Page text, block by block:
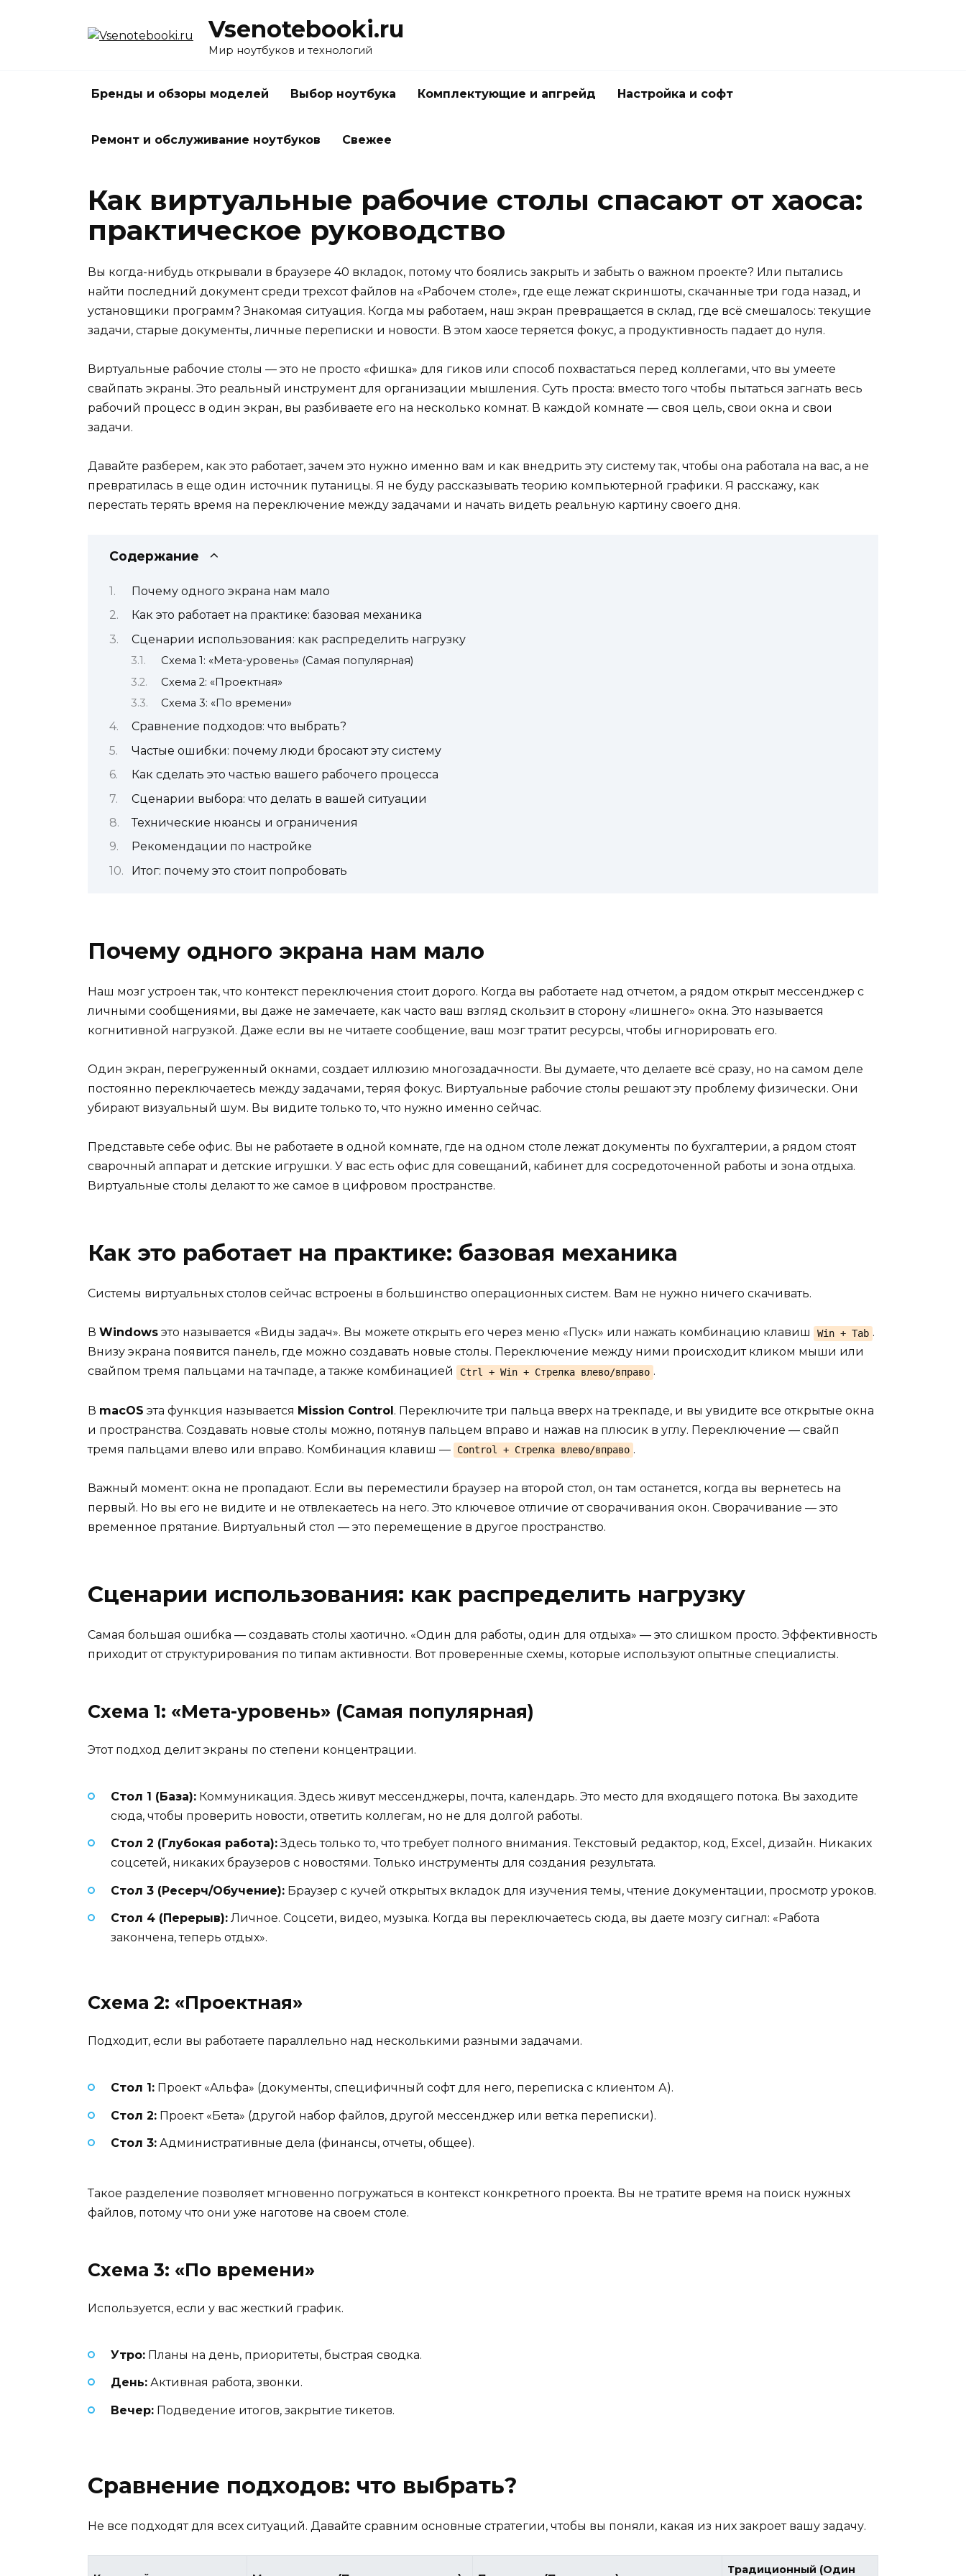
Vsenotebooki.ru
Мир ноутбуков и технологий
Бренды и обзоры моделей Выбор ноутбука Комплектующие и апгрейд Настройка и софт
Ремонт и обслуживание ноутбуков Свежее
Как виртуальные рабочие столы спасают от хаоса:
практическое руководство
Вы когда-нибудь открывали в браузере 40 вкладок, потому что боялись закрыть и забыть о важном проекте? Или пытались
найти последний документ среди трехсот файлов на «Рабочем столе», где еще лежат скриншоты, скачанные три года назад, и
установщики программ? Знакомая ситуация. Когда мы работаем, наш экран превращается в склад, где всё смешалось: текущие
задачи, старые документы, личные переписки и новости. В этом хаосе теряется фокус, а продуктивность падает до нуля.
Виртуальные рабочие столы — это не просто «фишка» для гиков или способ похвастаться перед коллегами, что вы умеете
свайпать экраны. Это реальный инструмент для организации мышления. Суть проста: вместо того чтобы пытаться загнать весь
рабочий процесс в один экран, вы разбиваете его на несколько комнат. В каждой комнате — своя цель, свои окна и свои
задачи.
Давайте разберем, как это работает, зачем это нужно именно вам и как внедрить эту систему так, чтобы она работала на вас, а не
превратилась в еще один источник путаницы. Я не буду рассказывать теорию компьютерной графики. Я расскажу, как
перестать терять время на переключение между задачами и начать видеть реальную картину своего дня.
Содержание
Почему одного экрана нам мало
Как это работает на практике: базовая механика
Сценарии использования: как распределить нагрузку
Схема 1: «Мета-уровень» (Самая популярная)
Схема 2: «Проектная»
Схема 3: «По времени»
Сравнение подходов: что выбрать?
Частые ошибки: почему люди бросают эту систему
Как сделать это частью вашего рабочего процесса
Сценарии выбора: что делать в вашей ситуации
Технические нюансы и ограничения
Рекомендации по настройке
Итог: почему это стоит попробовать
Почему одного экрана нам мало
Наш мозг устроен так, что контекст переключения стоит дорого. Когда вы работаете над отчетом, а рядом открыт мессенджер с
личными сообщениями, вы даже не замечаете, как часто ваш взгляд скользит в сторону «лишнего» окна. Это называется
когнитивной нагрузкой. Даже если вы не читаете сообщение, ваш мозг тратит ресурсы, чтобы игнорировать его.
Один экран, перегруженный окнами, создает иллюзию многозадачности. Вы думаете, что делаете всё сразу, но на самом деле
постоянно переключаетесь между задачами, теряя фокус. Виртуальные рабочие столы решают эту проблему физически. Они
убирают визуальный шум. Вы видите только то, что нужно именно сейчас.
Представьте себе офис. Вы не работаете в одной комнате, где на одном столе лежат документы по бухгалтерии, а рядом стоят
сварочный аппарат и детские игрушки. У вас есть офис для совещаний, кабинет для сосредоточенной работы и зона отдыха.
Виртуальные столы делают то же самое в цифровом пространстве.
Как это работает на практике: базовая механика
Системы виртуальных столов сейчас встроены в большинство операционных систем. Вам не нужно ничего скачивать.
В Windows это называется «Виды задач». Вы можете открыть его через меню «Пуск» или нажать комбинацию клавиш Win + Tab .
Внизу экрана появится панель, где можно создавать новые столы. Переключение между ними происходит кликом мыши или
свайпом тремя пальцами на тачпаде, а также комбинацией
Ctrl + Win + Стрелка влево/вправо .
В macOS эта функция называется Mission Control. Переключите три пальца вверх на трекпаде, и вы увидите все открытые окна
и пространства. Создавать новые столы можно, потянув пальцем вправо и нажав на плюсик в углу. Переключение — свайп
тремя пальцами влево или вправо. Комбинация клавиш —
Control + Стрелка влево/вправо .
Важный момент: окна не пропадают. Если вы переместили браузер на второй стол, он там останется, когда вы вернетесь на
первый. Но вы его не видите и не отвлекаетесь на него. Это ключевое отличие от сворачивания окон. Сворачивание — это
временное прятание. Виртуальный стол — это перемещение в другое пространство.
Сценарии использования: как распределить нагрузку
Самая большая ошибка — создавать столы хаотично. «Один для работы, один для отдыха» — это слишком просто. Эффективность
приходит от структурирования по типам активности. Вот проверенные схемы, которые используют опытные специалисты.
Схема 1: «Мета-уровень» (Самая популярная)
Этот подход делит экраны по степени концентрации.
Стол 1 (База): Коммуникация. Здесь живут мессенджеры, почта, календарь. Это место для входящего потока. Вы заходите
сюда, чтобы проверить новости, ответить коллегам, но не для долгой работы.
Стол 2 (Глубокая работа):Здесь только то, что требует полного внимания. Текстовый редактор, код, Excel, дизайн. Никаких
соцсетей, никаких браузеров с новостями. Только инструменты для создания результата.
Стол 3 (Ресерч/Обучение): Браузер с кучей открытых вкладок для изучения темы, чтение документации, просмотр уроков.
Стол 4 (Перерыв): Личное. Соцсети, видео, музыка. Когда вы переключаетесь сюда, вы даете мозгу сигнал: «Работа
закончена, теперь отдых».
Схема 2: «Проектная»
Подходит, если вы работаете параллельно над несколькими разными задачами.
Стол 1: Проект «Альфа» (документы, специфичный софт для него, переписка с клиентом А).
Стол 2: Проект «Бета» (другой набор файлов, другой мессенджер или ветка переписки).
Стол 3: Административные дела (финансы, отчеты, общее).
Такое разделение позволяет мгновенно погружаться в контекст конкретного проекта. Вы не тратите время на поиск нужных
файлов, потому что они уже наготове на своем столе.
Схема 3: «По времени»
Используется, если у вас жесткий график.
Утро: Планы на день, приоритеты, быстрая сводка.
День: Активная работа, звонки.
Вечер: Подведение итогов, закрытие тикетов.
Сравнение подходов: что выбрать?
Не все подходят для всех ситуаций. Давайте сравним основные стратегии, чтобы вы поняли, какая из них закроет вашу задачу.
Традиционный (Один